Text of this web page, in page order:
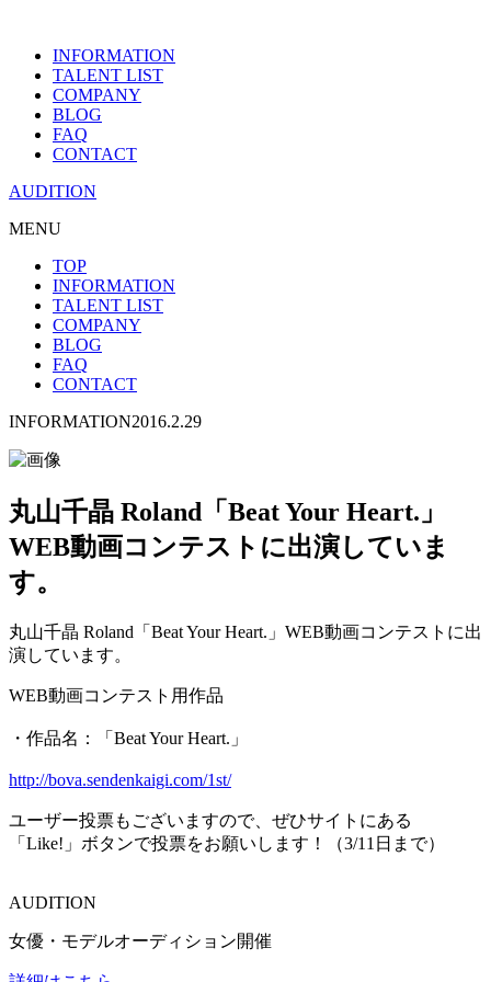
INFORMATION
TALENT LIST
COMPANY
BLOG
FAQ
CONTACT
AUDITION
MENU
TOP
INFORMATION
TALENT LIST
COMPANY
BLOG
FAQ
CONTACT
INFORMATION2016.2.29
丸山千晶 Roland「Beat Your Heart.」
WEB動画コンテストに出演していま
す。
丸山千晶 Roland「Beat Your Heart.」WEB動画コンテストに出
演しています。
WEB動画コンテスト用作品
・作品名：「Beat Your Heart.」
http://bova.sendenkaigi.com/1st/
ユーザー投票もございますので、ぜひサイトにある
「Like!」ボタンで投票をお願いします！（3/11日まで）
AUDITION
女優・モデルオーディション開催